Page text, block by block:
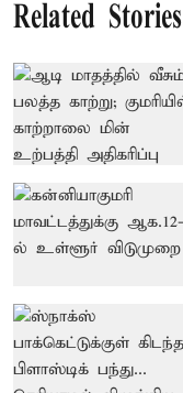
Related Stories